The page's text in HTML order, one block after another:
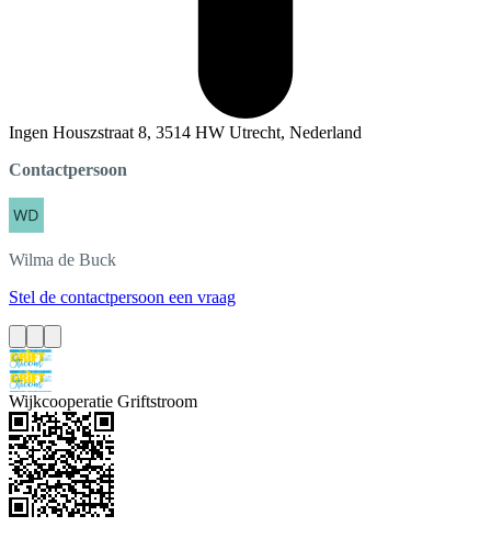
Ingen Houszstraat 8, 3514 HW Utrecht, Nederland
Contactpersoon
Wilma de Buck
Stel de contactpersoon een vraag
Wijkcooperatie Griftstroom